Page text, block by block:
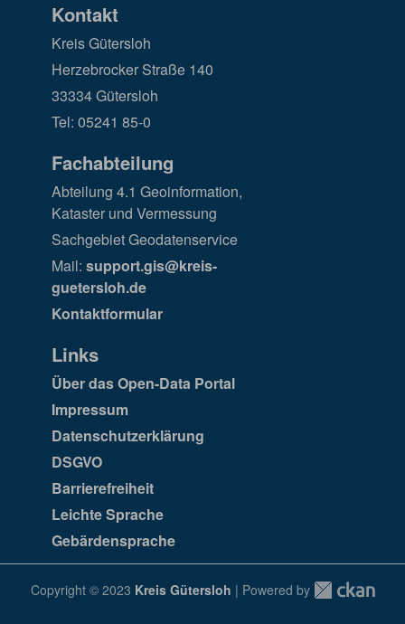
Kontakt
Kreis Gütersloh
Herzebrocker Straße 140
33334 Gütersloh
Tel: 05241 85-0
Fachabteilung
Abteilung 4.1 Geoinformation,
Kataster und Vermessung
Sachgebiet Geodatenservice
Mail: support.gis@kreis-
guetersloh.de
Kontaktformular
Links
Über das Open-Data Portal
Impressum
Datenschutzerklärung
DSGVO
Barrierefreiheit
Leichte Sprache
Gebärdensprache
Copyright © 2023 Kreis Gütersloh | Powered by